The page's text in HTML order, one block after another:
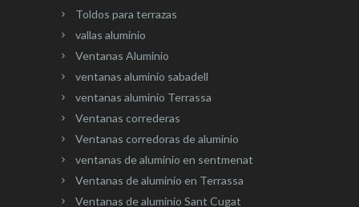
Toldos para terrazas
vallas aluminio
Ventanas Aluminio
ventanas aluminio sabadell
ventanas aluminio Terrassa
Ventanas correderas
Ventanas corredoras de aluminio
ventanas de aluminio en sentmenat
Ventanas de aluminio en Terrassa
Ventanas de aluminio Sant Cugat